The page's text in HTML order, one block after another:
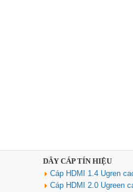
DÂY CÁP TÍN HIỆU
Cáp HDMI 1.4 Ugren
Cáp HDMI 2.0 Ugreen